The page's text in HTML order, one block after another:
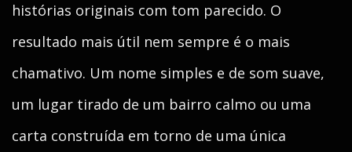
histórias originais com tom parecido. O
resultado mais útil nem sempre é o mais
chamativo. Um nome simples e de som suave,
um lugar tirado de um bairro calmo ou uma
carta construída em torno de uma única